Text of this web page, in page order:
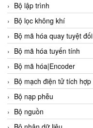
Bộ lập trình
Bộ lọc không khí
Bộ mã hóa quay tuyệt đối
Bộ mã hóa tuyến tính
Bộ mã hóa|Encoder
Bộ mạch điện tử tích hợp
Bộ nạp phễu
Bộ nguồn